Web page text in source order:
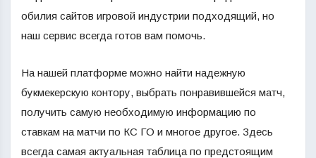
обилия сайтов игровой индустрии подходящий, но
наш сервис всегда готов вам помочь.
На нашей платформе можно найти надежную
букмекерскую контору, выбрать понравившейся матч,
получить самую необходимую информацию по
ставкам на матчи по КС ГО и многое другое. Здесь
всегда самая актуальная таблица по предстоящим